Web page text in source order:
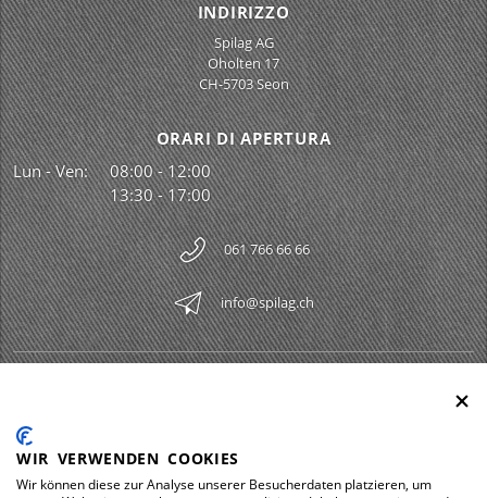
INDIRIZZO
Spilag AG
Oholten 17
CH-5703 Seon
ORARI DI APERTURA
Lun - Ven:
08:00 - 12:00
13:30 - 17:00
061 766 66 66
info@spilag.ch
LEGAL
DOWNLOADS
WIR VERWENDEN COOKIES
Wir können diese zur Analyse unserer Besucherdaten platzieren, um